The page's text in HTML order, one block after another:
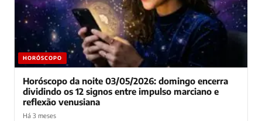
HORÓSCOPO
Horóscopo da noite 03/05/2026: domingo encerra
dividindo os 12 signos entre impulso marciano e
reflexão venusiana
Há 3 meses